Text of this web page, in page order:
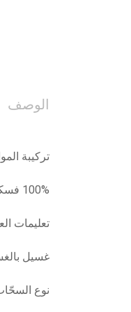
الوصف
تركيبة
100% فسكوز
تعليمات
غسيل
نوع